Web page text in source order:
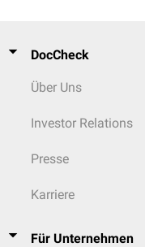
DocCheck
Über Uns
Investor Relations
Presse
Karriere
Für Unternehmen